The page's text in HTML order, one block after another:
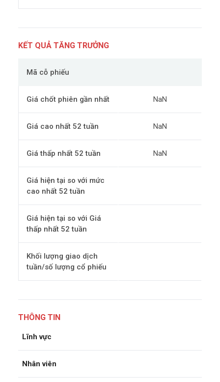
KẾT QUẢ TĂNG TRƯỞNG
Mã cỗ phiếu
Giá chốt phiên gần nhất NaN
Giá cao nhất 52 tuần NaN
Giá thấp nhất 52 tuần NaN
Giá hiện tại so với mức
cao nhất 52 tuần
Giá hiện tại so với Giá
thấp nhất 52 tuần
Khối lượng giao dịch
tuần/số lượng cổ phiếu
THÔNG TIN
Lĩnh vực
Nhân viên